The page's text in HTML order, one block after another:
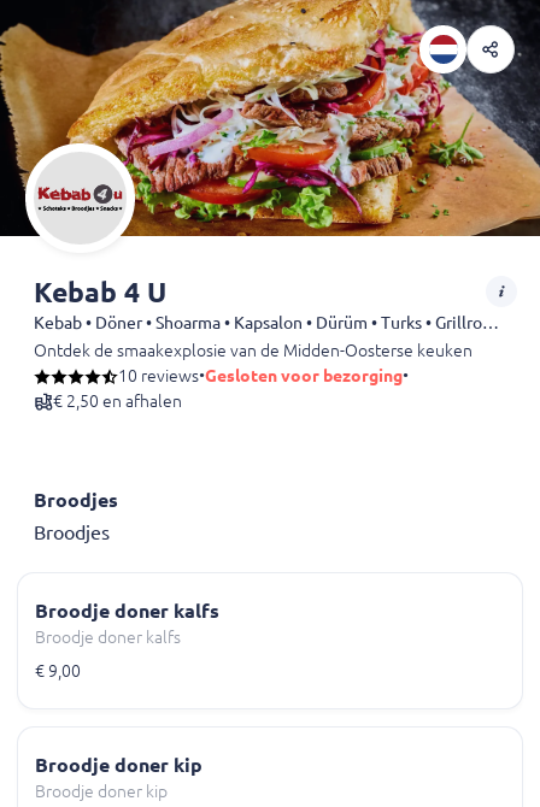
Kebab 4 U
Kebab • Döner • Shoarma • Kapsalon • Dürüm • Turks • Grillroom • Kip • Snacks • Friet
Ontdek de smaakexplosie van de Midden-Oosterse keuken bij
10 reviews•Gesloten voor bezorging•
€ 2,50 en afhalen
Broodjes
Broodjes
Broodje doner kalfs
Broodje doner kalfs
€ 9,00
Broodje doner kip
Broodje doner kip